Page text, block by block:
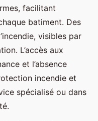
facilitant
batiment. Des
visibles par
L’accès aux
et l’absence
incendie et
spécialisé ou dans